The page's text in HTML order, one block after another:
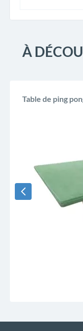
À
Table de ping